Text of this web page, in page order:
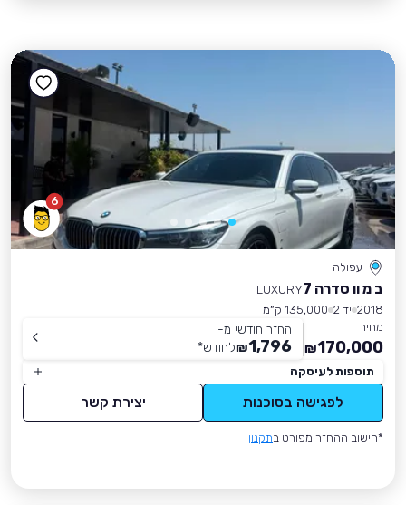
6
עפולה
ב מ וו סדרה 7
LUXURY
2018 יד 2
135,000 ק״מ
מחיר
170,000
₪
החזר חודשי מ-
1,796
₪לחודש*
תוספות לעיסקה
לפגישה בסוכנות יצירת קשר
*חישוב ההחזר מפורט בתקנון